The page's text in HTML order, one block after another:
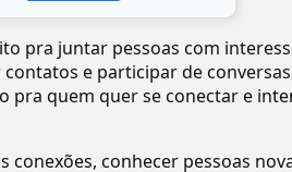
pra juntar pessoas com
e participar de
pra quem quer se conectar e
conhecer pessoas